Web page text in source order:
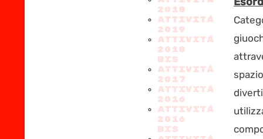
2018
ATTIVITÁ
2019
ATTIVITÁ
2018
BIS
ATTIVITÁ
2017
ATTIVITÁ
2016
ATTIVITÁ
2016
BIS